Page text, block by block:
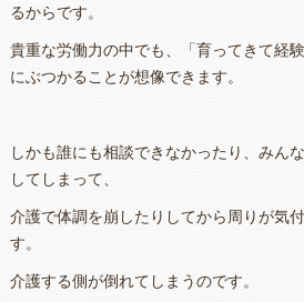
るからです。
貴重な労働力の中でも、「育ってきて経
にぶつかることが想像できます。
しかも誰にも相談できなかったり、みん
してしまって、
介護で体調を崩したりしてから周りが気
す。
介護する側が倒れてしまうのです。